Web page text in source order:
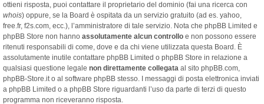
ottieni risposta, puoi contattare il proprietario del dominio (fai una ricerca con
whois) oppure, se la Board è ospitata da un servizio gratuito (ad es. yahoo,
free.fr, f2s.com, ecc.), l’amministratore di tale servizio. Nota che phpBB Limited e
phpBB Store non hanno assolutamente alcun controllo e non possono essere
ritenuti responsabili di come, dove e da chi viene utilizzata questa Board. È
assolutamente inutile contattare phpBB Limited o phpBB Store in relazione a
qualsiasi questione legale non direttamente collegata al sito phpBB.com,
phpBB-Store.it o al software phpBB stesso. I messaggi di posta elettronica inviati
a phpBB Limited o a phpBB Store riguardanti l’uso da parte di terzi di questo
programma non riceveranno risposta.